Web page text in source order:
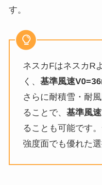
す。
ネスカFはネスカR
く、 基準風速
さらに耐積雪・耐
ることで、 基準風
ることも可能です
強度面でも優れた選